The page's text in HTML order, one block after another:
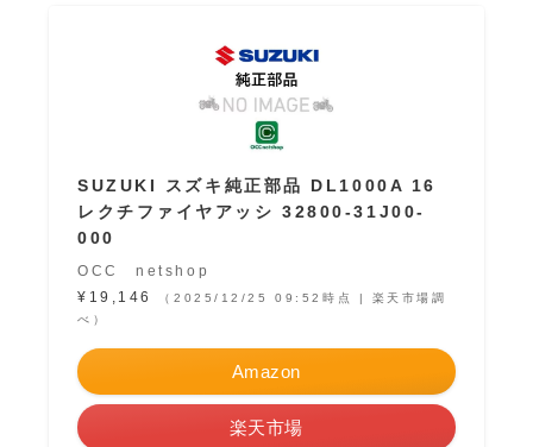
SUZUKI スズキ純正部品 DL1000A 16
レクチファイヤアッシ 32800-31J00-
000
OCC netshop
¥19,146
（2025/12/25 09:52時点 | 楽天市場調
べ）
Amazon
楽天市場